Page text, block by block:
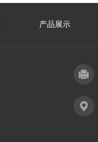
产品展示